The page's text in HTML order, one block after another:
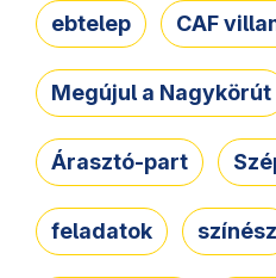
ebtelep CAF
Megújul a Nagykörút
Árasztó-part
feladatok színész